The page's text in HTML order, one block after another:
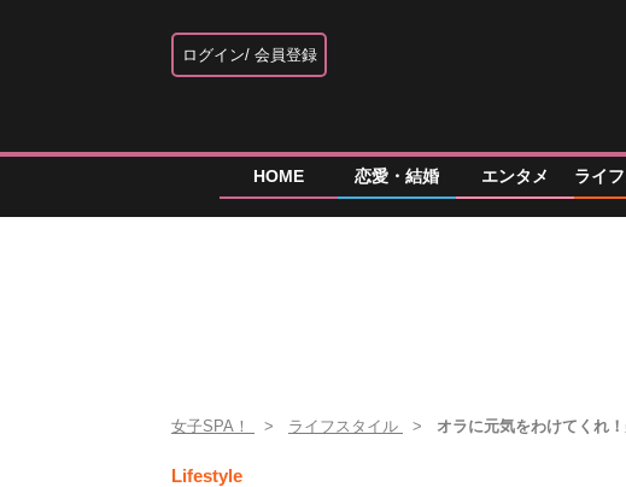
ログイン 会員登録
HOME 恋愛・結婚 エンタメ ライ
女子SPA！ ライフスタイル オラに元気をわけてくれ
Lifestyle